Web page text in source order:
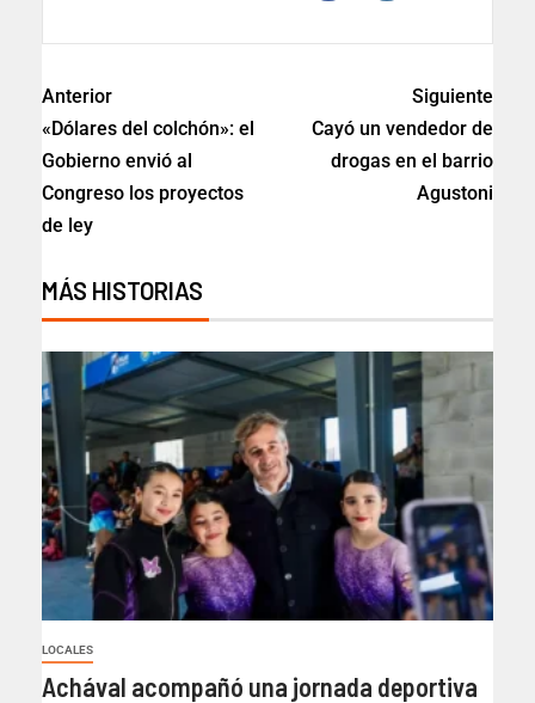
Anterior
«Dólares del colchón»: el
Gobierno envió al
Congreso los proyectos
de ley
Siguiente
Cayó un vendedor de
drogas en el barrio
Agustoni
MÁS HISTORIAS
LOCALES
Achával acompañó una jornada deportiva